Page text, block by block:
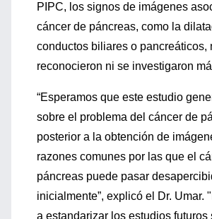
PIPC, los signos de imágenes
cáncer de páncreas, como la
conductos biliares o pancreáticos,
reconocieron ni se investigaron
“Esperamos que este estudio
sobre el problema del cáncer de
posterior a la obtención de
razones comunes por las que el
páncreas puede pasar
inicialmente”, explicó el Dr. Umar.
a estandarizar los estudios futuros